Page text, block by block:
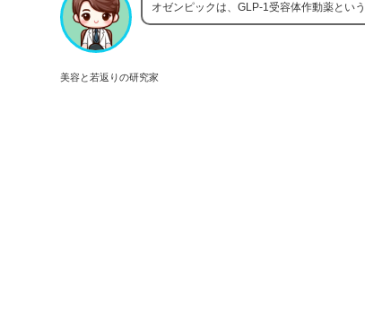
美容と若返りの研究家
オゼンピックは、GLP-1受容体作動薬とい